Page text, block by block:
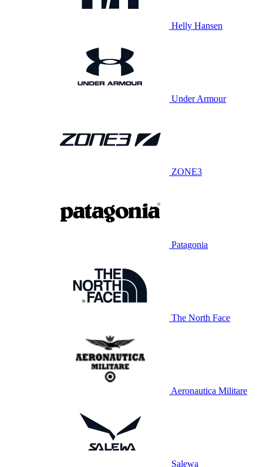
Helly Hansen
Under Armour
ZONE3
Patagonia
The North Face
Aeronautica Militare
Salewa